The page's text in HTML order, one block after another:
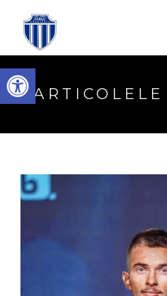
Deschide bara de unelte